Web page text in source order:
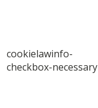
cookielawinfo-
checkbox-necessary